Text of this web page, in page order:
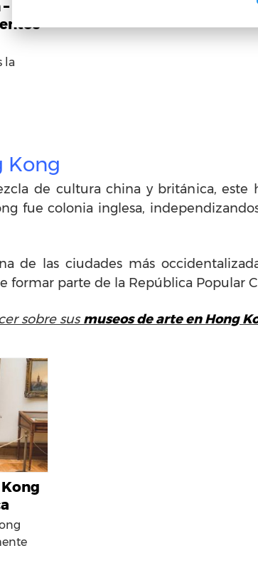
la
Kong
de cultura china y británica,
fue colonia inglesa,
de las ciudades más
formar parte de la República Popular
sobre susmuseos de arte en Hong